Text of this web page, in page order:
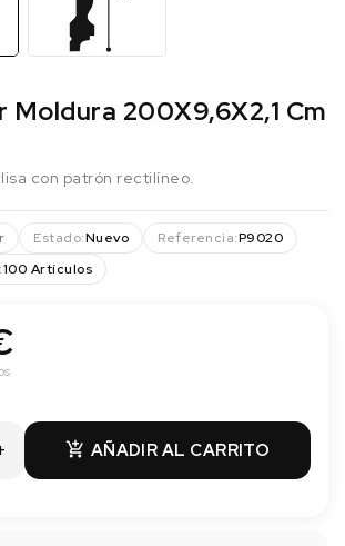
Moldura 200X9,6X2,1 Cm
con patrón rectilíneo.
Estado:Nuevo Referencia:P9020
100 Artículos
 AÑADIR AL CARRITO